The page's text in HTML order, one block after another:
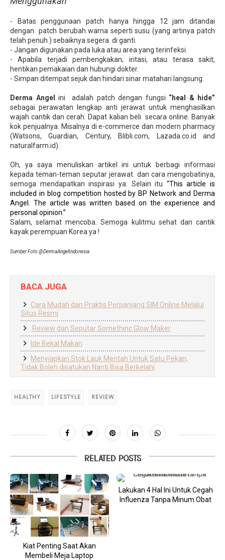
- Batas penggunaan patch hanya hingga 12 jam ditandai
dengan patch berubah warna seperti susu (yang artinya patch
telah penuh ) sebaiknya segera di ganti.
- Jangan digunakan pada luka atau area yang terinfeksi.
- Apabila terjadi pembengkakan, iritasi, atau terasa sakit,
hentikan pemakaian dan hubungi dokter.
- Simpan ditempat sejuk dan hindari sinar matahari langsung.
Derma Angel ini adalah patch dengan fungsi “heal & hide”
sebagai perawatan lengkap anti jerawat untuk menghasilkan
wajah cantik dan cerah. Dapat kalian beli secara online. Banyak
kok penjualnya. Misalnya di e-commerce dan modern pharmacy
(Watsons, Guardian, Century, Blibli.com, Lazada.co.id and
naturalfarm.id).
Oh, ya saya menuliskan artikel ini untuk berbagi informasi
kepada teman-teman seputar jerawat dan cara mengobatinya,
semoga mendapatkan inspirasi ya. Selain itu “This article is
included in blog competition hosted by BP Network and Derma
Angel. The article was written based on the experience and
personal opinion.”
Salam, selamat mencoba. Semoga kulitmu sehat dan cantik
kayak perempuan Korea ya !
Sumber Foto @DermaAngelIndonesia
BACA JUGA
Cara Mudah dan Praktis Perpanjang SIM Online Melalui
Situs Resmi
Review dan Seputar Somethinc Glow Maker
Ide Bekal Makan
Menyiapkan Stok Lauk Mentah Untuk Satu Pekan,
Tidak Boleh disatukan Nanti Bisa Berkelahi
HEALTHY LIFESTYLE REVIEW
RELATED POSTS
Kiat Penting Saat Akan
Membeli Meja Laptop
Lakukan 4 Hal Ini Untuk Cegah
Influenza Tanpa Minum Obat